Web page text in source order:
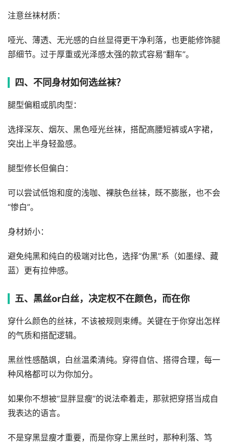
注意丝袜材质：
哑光、薄透、无光感的白丝显得更干净利落，也更能修饰腿
部细节。过于厚重或光泽感太强的款式容易“翻车”。
四、不同身材如何选丝袜？
腿型偏粗或肌肉型：
选择深灰、烟灰、黑色哑光丝袜，搭配高腰短裤或A字裙，
突出上半身轻盈感。
腿型修长但偏白：
可以尝试低饱和度的浅咖、裸肤色丝袜，既不膨胀，也不会
“惨白”。
身材娇小：
避免纯黑和纯白的极端对比色，选择“伪黑”系（如墨绿、藏
蓝）更有拉伸感。
五、黑丝or白丝，决定权不在颜色，而在你
穿什么颜色的丝袜，不该被规则束缚。关键在于你穿出怎样
的气质和搭配逻辑。
黑丝性感酷飒，白丝温柔清纯。穿得自信、搭得合理，每一
种风格都可以为你加分。
如果你不想被“显胖显瘦”的说法牵着走，那就把穿搭当成自
我表达的语言。
不是穿黑显瘦才重要，而是你穿上黑丝时，那种利落、笃